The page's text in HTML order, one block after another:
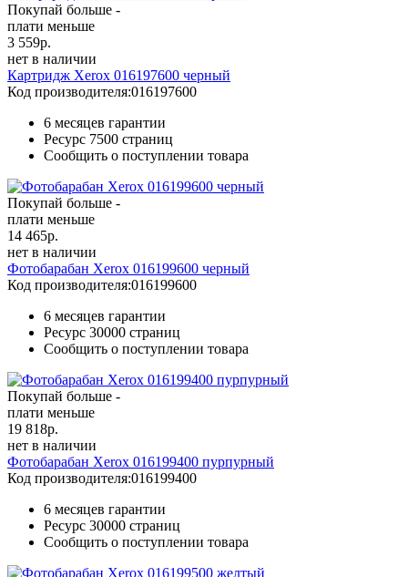
Покупай больше -
плати меньше
3 559р.
нет в наличии
Картридж Xerox 016197600 черный
Код производителя:016197600
6 месяцев гарантии
Ресурс 7500 страниц
Сообщить о поступлении товара
Покупай больше -
плати меньше
14 465р.
нет в наличии
Фотобарабан Xerox 016199600 черный
Код производителя:016199600
6 месяцев гарантии
Ресурс 30000 страниц
Сообщить о поступлении товара
Покупай больше -
плати меньше
19 818р.
нет в наличии
Фотобарабан Xerox 016199400 пурпурный
Код производителя:016199400
6 месяцев гарантии
Ресурс 30000 страниц
Сообщить о поступлении товара